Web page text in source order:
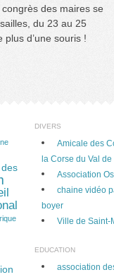
des maires se
du 23 au 25
d’une souris !
DIVERS
Amicale des
la Corse du Val de
Association
chaine vidéo
boyer
Ville de Saint-
EDUCATION
association